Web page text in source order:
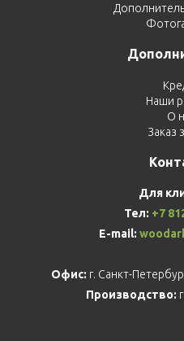
Наши
О
Заказ
Для
Тел: +7
E-mail:
Офис: г. Санкт-
Производство: